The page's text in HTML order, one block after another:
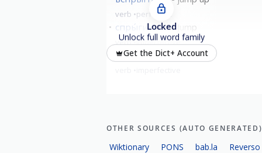
verb perfective
спры́гивать Jump
verb imperfective
вспры́гивать jump up
Locked
Unlock full word family
Get the Dict+ Account
OTHER SOURCES (AUTO GENERATED)
Wiktionary PONS bab.la Reverso